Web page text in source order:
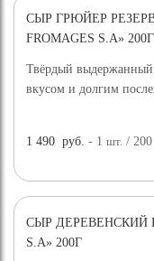
СЫР ГРЮЙЕР
FROMAGES S.A» 200Г
Твёрдый
вкусом и долгим
1 490 руб. - 1шт. /
СЫР ДЕРЕВЕНСКИЙ
S.A» 200Г